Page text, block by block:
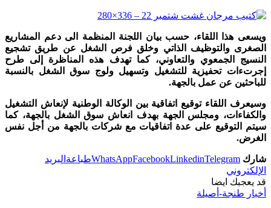
ويسعى هذا اللقاء، حسب بيان اللجنة المنظمة الى دعم المشاريع
الصغرى والتوظيف الذاتي وخلق فرص الشغل عن طريق تشجيع
النسيج الجمعوي والتعاوني، كما تهدف هذه المناظرة إلى طرح
إجرتءات تحفيزية للتشغيل وتسهيل ولوج سوق الشغل بالنسبة
للباحثين عن عمل بالجهة.
وسيعرف اللقاء توقيع اتفاقية بين الوكالة الوطنية لإنعاش التشغيل
والكفاءات، ومجلس الجهة بهدف انعاش سوق الشغل بالجهة، كما
سيتم التوقيع على عدة اتفاقيات مع شركات بالجهة من أجل نفس
الغرض.
شارك WhatsAppFacebookLinkedinTelegram طباعة البريد
الإلكتروني
قد يعجبك ايضا
أخبار طنجة-أصيلة